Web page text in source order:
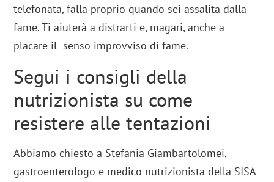
telefonata, falla proprio quando sei assalita dalla
fame. Ti aiuterà a distrarti e, magari, anche a
placare il senso improvviso di fame.
Segui i consigli della
nutrizionista su come
resistere alle tentazioni
Abbiamo chiesto a Stefania Giambartolomei,
gastroenterologo e medico nutrizionista della SISA